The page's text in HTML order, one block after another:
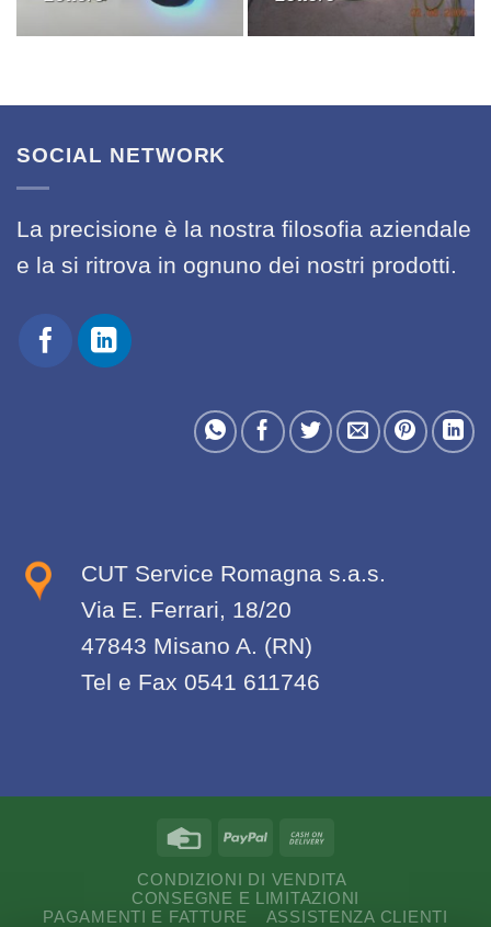
SOCIAL NETWORK
La precisione è la nostra filosofia aziendale
e la si ritrova in ognuno dei nostri prodotti.
CUT Service Romagna s.a.s.
Via E. Ferrari, 18/20
47843 Misano A. (RN)
Tel e Fax 0541 611746
CONDIZIONI DI VENDITA
CONSEGNE E LIMITAZIONI
PAGAMENTI E FATTURE
ASSISTENZA CLIENTI